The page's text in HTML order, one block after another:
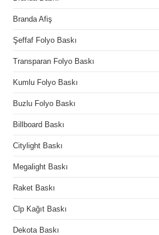
Branda Afiş
Şeffaf Folyo Baskı
Transparan Folyo Baskı
Kumlu Folyo Baskı
Buzlu Folyo Baskı
Billboard Baskı
Citylight Baskı
Megalight Baskı
Raket Baskı
Clp Kağıt Baskı
Dekota Baskı